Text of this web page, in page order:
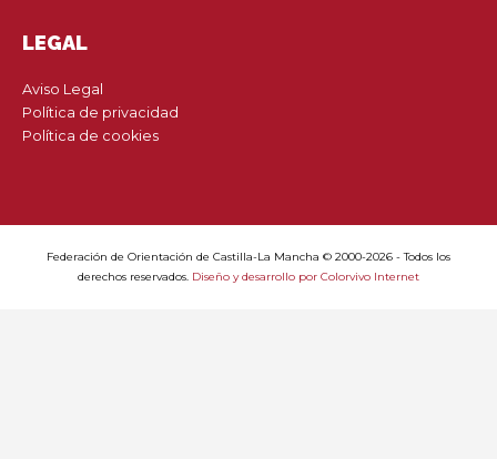
LEGAL
Aviso Legal
Política de privacidad
Política de cookies
Federación de Orientación de Castilla-La Mancha © 2000-2026 - Todos los
derechos reservados. Diseño y desarrollo por Colorvivo Internet